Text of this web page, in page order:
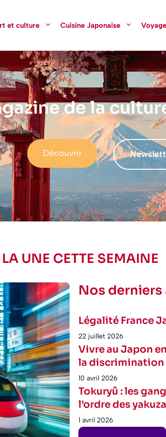
et culture Cuisine Japonaise Voyage
de la
Découvrir
UNE CETTE SEMAINE
Nos
Légalité France
22 juillet 2026
Vivre au Japon
la discrimination
10 avril 2026
Tokuryû : les
l’ordre des
1 avril 2026